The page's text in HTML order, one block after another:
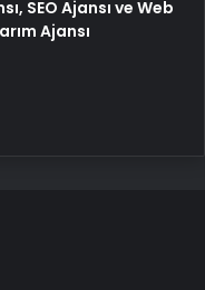
SEO Ajansı ve Web
Ajansı